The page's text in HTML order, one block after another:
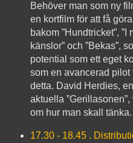
Behöver man som ny
en kortfilm för att få
bakom ”Hundtricket”,
känslor” och ”Bekas”,
potential som ett eget
som en avancerad
detta. David Herdies,
aktuella
om hur man skall tänka.
17.30 - 18.45 .